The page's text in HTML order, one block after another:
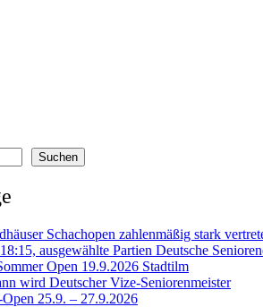
Suchen
Schachopen zahlenmäßig stark
ausgewählte Partien Deutsche
Open 19.9.2026 Stadtilm
wird Deutscher Vize-Seniorenmeister
25.9. – 27.9.2026